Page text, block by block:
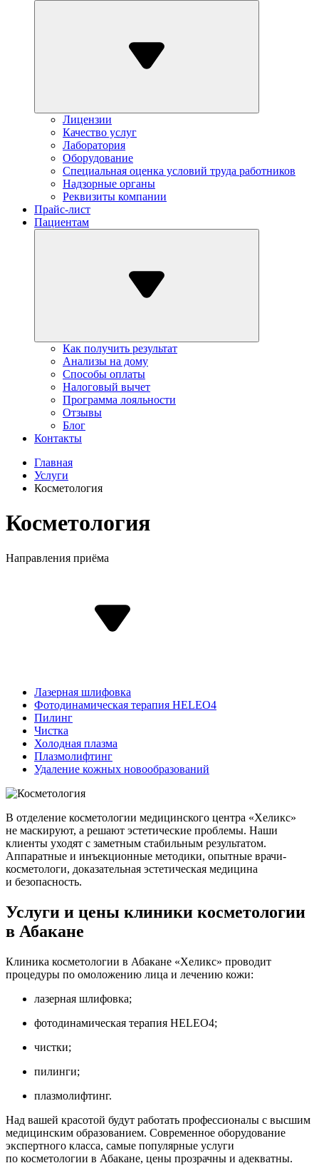
Лицензии
Качество услуг
Лаборатория
Оборудование
Специальная оценка условий труда работников
Надзорные органы
Реквизиты компании
Прайс-лист
Пациентам
Как получить результат
Анализы на дому
Способы оплаты
Налоговый вычет
Программа лояльности
Отзывы
Блог
Контакты
Главная
Услуги
Косметология
Косметология
Направления приёма
Лазерная шлифовка
Фотодинамическая терапия HELEO4
Пилинг
Чистка
Холодная плазма
Плазмолифтинг
Удаление кожных новообразований
В отделение косметологии медицинского центра «Хеликс»
не маскируют, а решают эстетические проблемы. Наши
клиенты уходят с заметным стабильным результатом.
Аппаратные и инъекционные методики, опытные врачи-
косметологи, доказательная эстетическая медицина
и безопасность.
Услуги и цены клиники косметологии
в Абакане
Клиника косметологии в Абакане «Хеликс» проводит
процедуры по омоложению лица и лечению кожи:
лазерная шлифовка;
фотодинамическая терапия HELEO4;
чистки;
пилинги;
плазмолифтинг.
Над вашей красотой будут работать профессионалы с высшим
медицинским образованием. Современное оборудование
экспертного класса, самые популярные услуги
по косметологии в Абакане, цены прозрачны и адекватны.